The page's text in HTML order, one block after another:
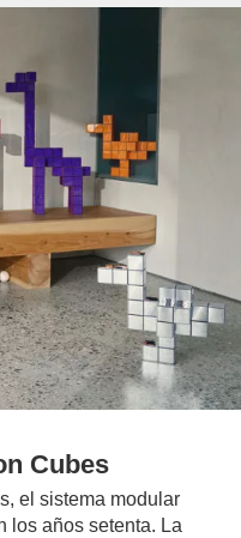
Cubes
el sistema modular
los años setenta. La